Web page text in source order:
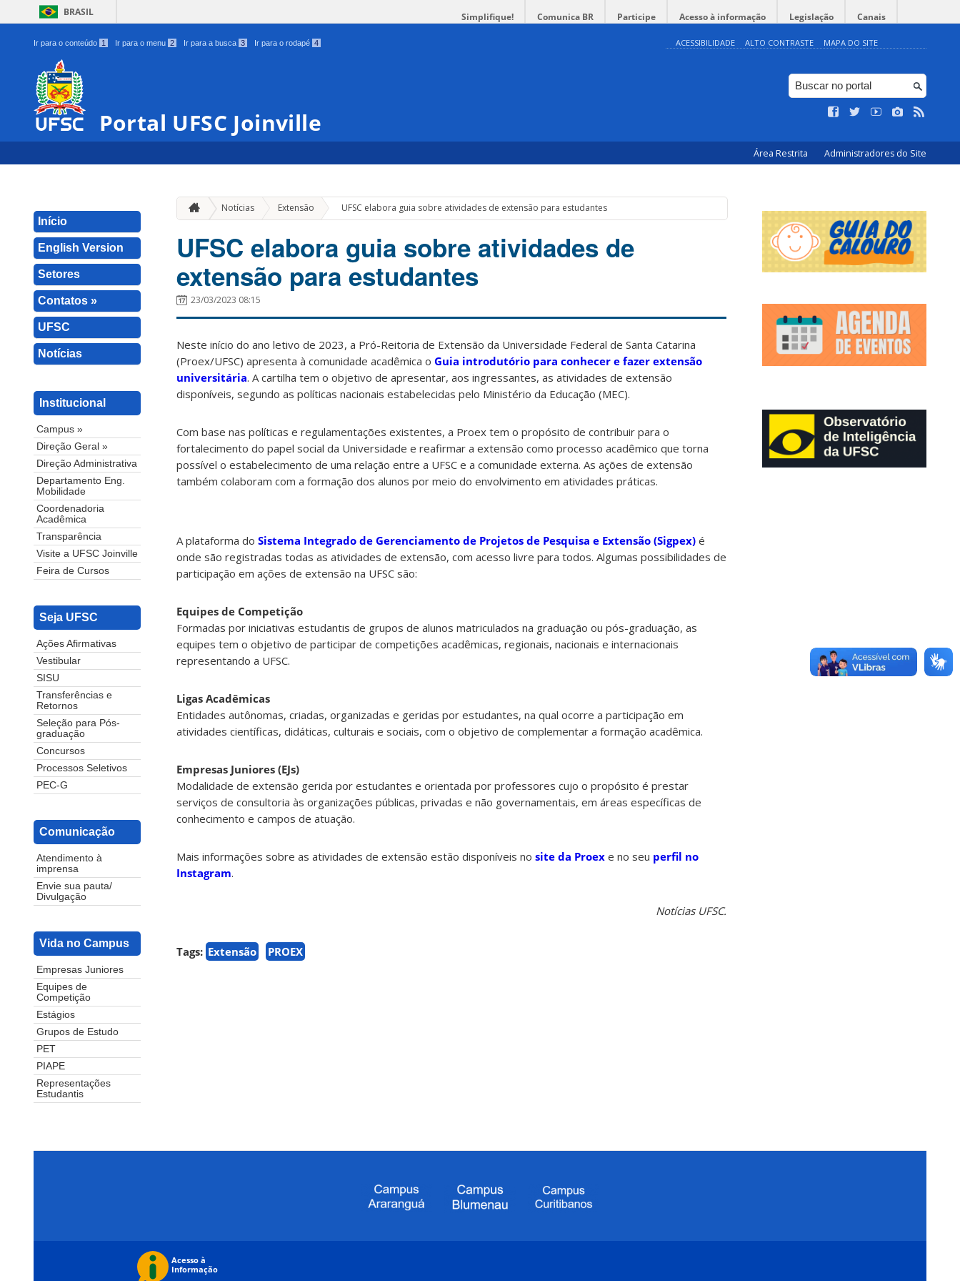
BRASIL Simplifique! Comunica BR Participe Acesso à informação Legislação Canais
Ir para o conteúdo 1 Ir para o menu 2 Ir para a busca 3 Ir para o rodapé 4 ACESSIBILIDADE ALTO CONTRASTE MAPA DO SITE
Portal UFSC Joinville
Área Restrita Administradores do Site
Início
English Version
Setores
Contatos »
UFSC
Notícias
Institucional
Campus »
Direção Geral »
Direção Administrativa
Departamento Eng.
Mobilidade
Coordenadoria
Acadêmica
Transparência
Visite a UFSC Joinville
Feira de Cursos
Seja UFSC
Ações Afirmativas
Vestibular
SISU
Transferências e
Retornos
Seleção para Pós-
graduação
Concursos
Processos Seletivos
PEC-G
Comunicação
Atendimento à
imprensa
Envie sua pauta/
Divulgação
Vida no Campus
Empresas Juniores
Equipes de
Competição
Estágios
Grupos de Estudo
PET
PIAPE
Representações
Estudantis
Notícias Extensão » UFSC elabora guia sobre atividades de extensão para estudantes
UFSC elabora guia sobre atividades de
extensão para estudantes
23/03/2023 08:15
Neste início do ano letivo de 2023, a Pró-Reitoria de Extensão da Universidade Federal de Santa Catarina
(Proex/UFSC) apresenta à comunidade acadêmica o Guia introdutório para conhecer e fazer extensão
universitária. A cartilha tem o objetivo de apresentar, aos ingressantes, as atividades de extensão
disponíveis, segundo as políticas nacionais estabelecidas pelo Ministério da Educação (MEC).
Com base nas políticas e regulamentações existentes, a Proex tem o propósito de contribuir para o
fortalecimento do papel social da Universidade e reafirmar a extensão como processo acadêmico que torna
possível o estabelecimento de uma relação entre a UFSC e a comunidade externa. As ações de extensão
também colaboram com a formação dos alunos por meio do envolvimento em atividades práticas.
A plataforma do Sistema Integrado de Gerenciamento de Projetos de Pesquisa e Extensão (Sigpex) é
onde são registradas todas as atividades de extensão, com acesso livre para todos. Algumas possibilidades de
participação em ações de extensão na UFSC são:
Equipes de Competição
Formadas por iniciativas estudantis de grupos de alunos matriculados na graduação ou pós-graduação, as
equipes tem o objetivo de participar de competições acadêmicas, regionais, nacionais e internacionais
representando a UFSC.
Ligas Acadêmicas
Entidades autônomas, criadas, organizadas e geridas por estudantes, na qual ocorre a participação em
atividades científicas, didáticas, culturais e sociais, com o objetivo de complementar a formação acadêmica.
Empresas Juniores (EJs)
Modalidade de extensão gerida por estudantes e orientada por professores cujo o propósito é prestar
serviços de consultoria às organizações públicas, privadas e não governamentais, em áreas específicas de
conhecimento e campos de atuação.
Mais informações sobre as atividades de extensão estão disponíveis no site da Proex e no seu perfil no
Instagram.
Notícias UFSC.
Tags: Extensão PROEX